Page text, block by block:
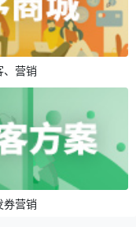
、营销
券营销